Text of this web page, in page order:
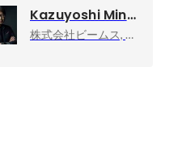
Kazuyoshi Minamimagoe
株式会社ビームス, ディレクターズルーム エグゼクティブディレクター